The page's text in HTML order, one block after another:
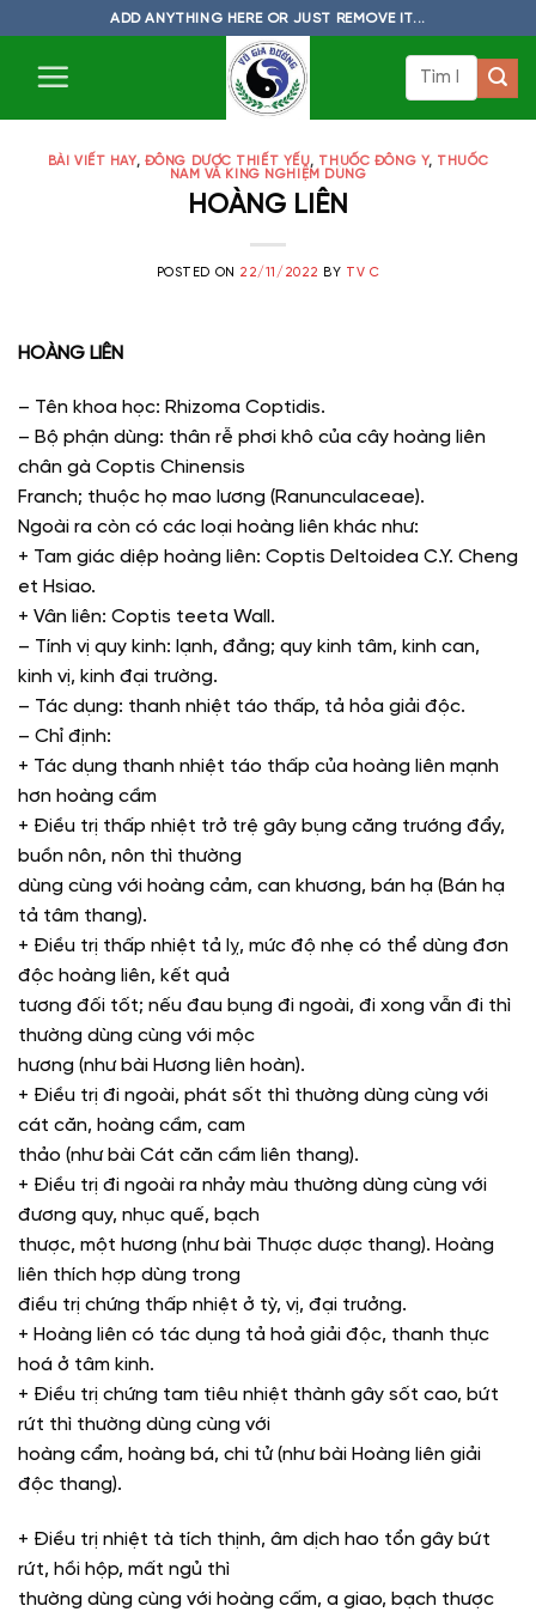
content
ADD ANYTHING HERE OR JUST REMOVE IT...
BÀI VIẾT HAY, ĐÔNG DƯỢC THIẾT YẾU, THUỐC ĐÔNG Y, THUỐC
NAM VÀ KING NGHIỆM DÙNG
HOÀNG LIÊN
POSTED ON 22/11/2022 BY TV C
HOÀNG LIÊN
– Tên khoa học: Rhizoma Coptidis.
– Bộ phận dùng: thân rễ phơi khô của cây hoàng liên
chân gà Coptis Chinensis
Franch; thuộc họ mao lương (Ranunculaceae).
Ngoài ra còn có các loại hoàng liên khác như:
+ Tam giác diệp hoàng liên: Coptis Deltoidea C.Y. Cheng
et Hsiao.
+ Vân liên: Coptis teeta Wall.
– Tính vị quy kinh: lạnh, đắng; quy kinh tâm, kinh can,
kinh vị, kinh đại trường.
– Tác dụng: thanh nhiệt táo thấp, tả hỏa giải độc.
– Chỉ định:
+ Tác dụng thanh nhiệt táo thấp của hoàng liên mạnh
hơn hoàng cầm
+ Điều trị thấp nhiệt trở trệ gây bụng căng trướng đẩy,
buồn nôn, nôn thì thường
dùng cùng với hoàng cảm, can khương, bán hạ (Bán hạ
tả tâm thang).
+ Điều trị thấp nhiệt tả lỵ, mức độ nhẹ có thể dùng đơn
độc hoàng liên, kết quả
tương đối tốt; nếu đau bụng đi ngoài, đi xong vẫn đi thì
thường dùng cùng với mộc
hương (như bài Hương liên hoàn).
+ Điều trị đi ngoài, phát sốt thì thường dùng cùng với
cát căn, hoàng cầm, cam
thảo (như bài Cát căn cầm liên thang).
+ Điều trị đi ngoài ra nhảy màu thường dùng cùng với
đương quy, nhục quế, bạch
thược, một hương (như bài Thược dược thang). Hoàng
liên thích hợp dùng trong
điều trị chứng thấp nhiệt ở tỳ, vị, đại trưởng.
+ Hoàng liên có tác dụng tả hoả giải độc, thanh thực
hoá ở tâm kinh.
+ Điều trị chứng tam tiêu nhiệt thành gây sốt cao, bứt
rứt thì thường dùng cùng với
hoàng cẩm, hoàng bá, chi tử (như bài Hoàng liên giải
độc thang).
+ Điều trị nhiệt tà tích thịnh, âm dịch hao tổn gây bứt
rứt, hồi hộp, mất ngủ thì
thường dùng cùng với hoàng cấm, a giao, bạch thược